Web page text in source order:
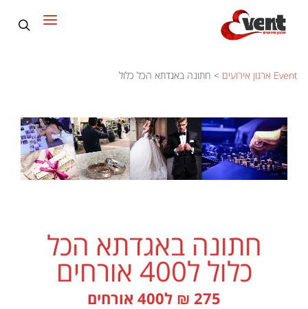
Event ארגון אירועים > חתונה באגדתא הכל כלול
חתונה באגדתא הכל
כלול ל400 אורחים
275 ₪ ל400 אורחים